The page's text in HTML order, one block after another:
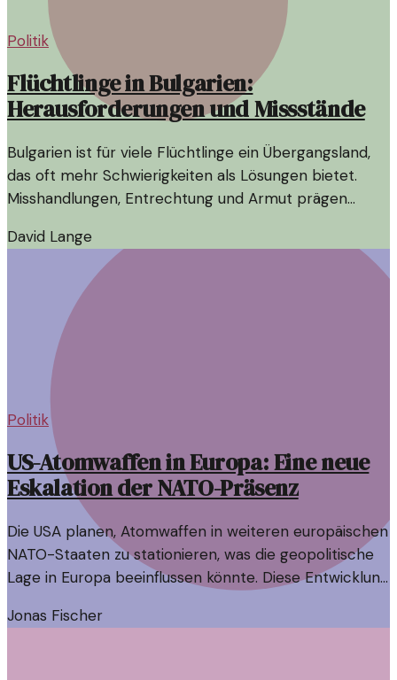
Politik
Flüchtlinge in Bulgarien:
Herausforderungen und Missstände
Bulgarien ist für viele Flüchtlinge ein Übergangsland,
das oft mehr Schwierigkeiten als Lösungen bietet.
Misshandlungen, Entrechtung und Armut prägen
David Lange
Politik
US-Atomwaffen in Europa: Eine neue
Eskalation der NATO-Präsenz
Die USA planen, Atomwaffen in weiteren europäischen
NATO-Staaten zu stationieren, was die geopolitische
Lage in Europa beeinflussen könnte. Diese Entwicklung
auf.
Jonas Fischer